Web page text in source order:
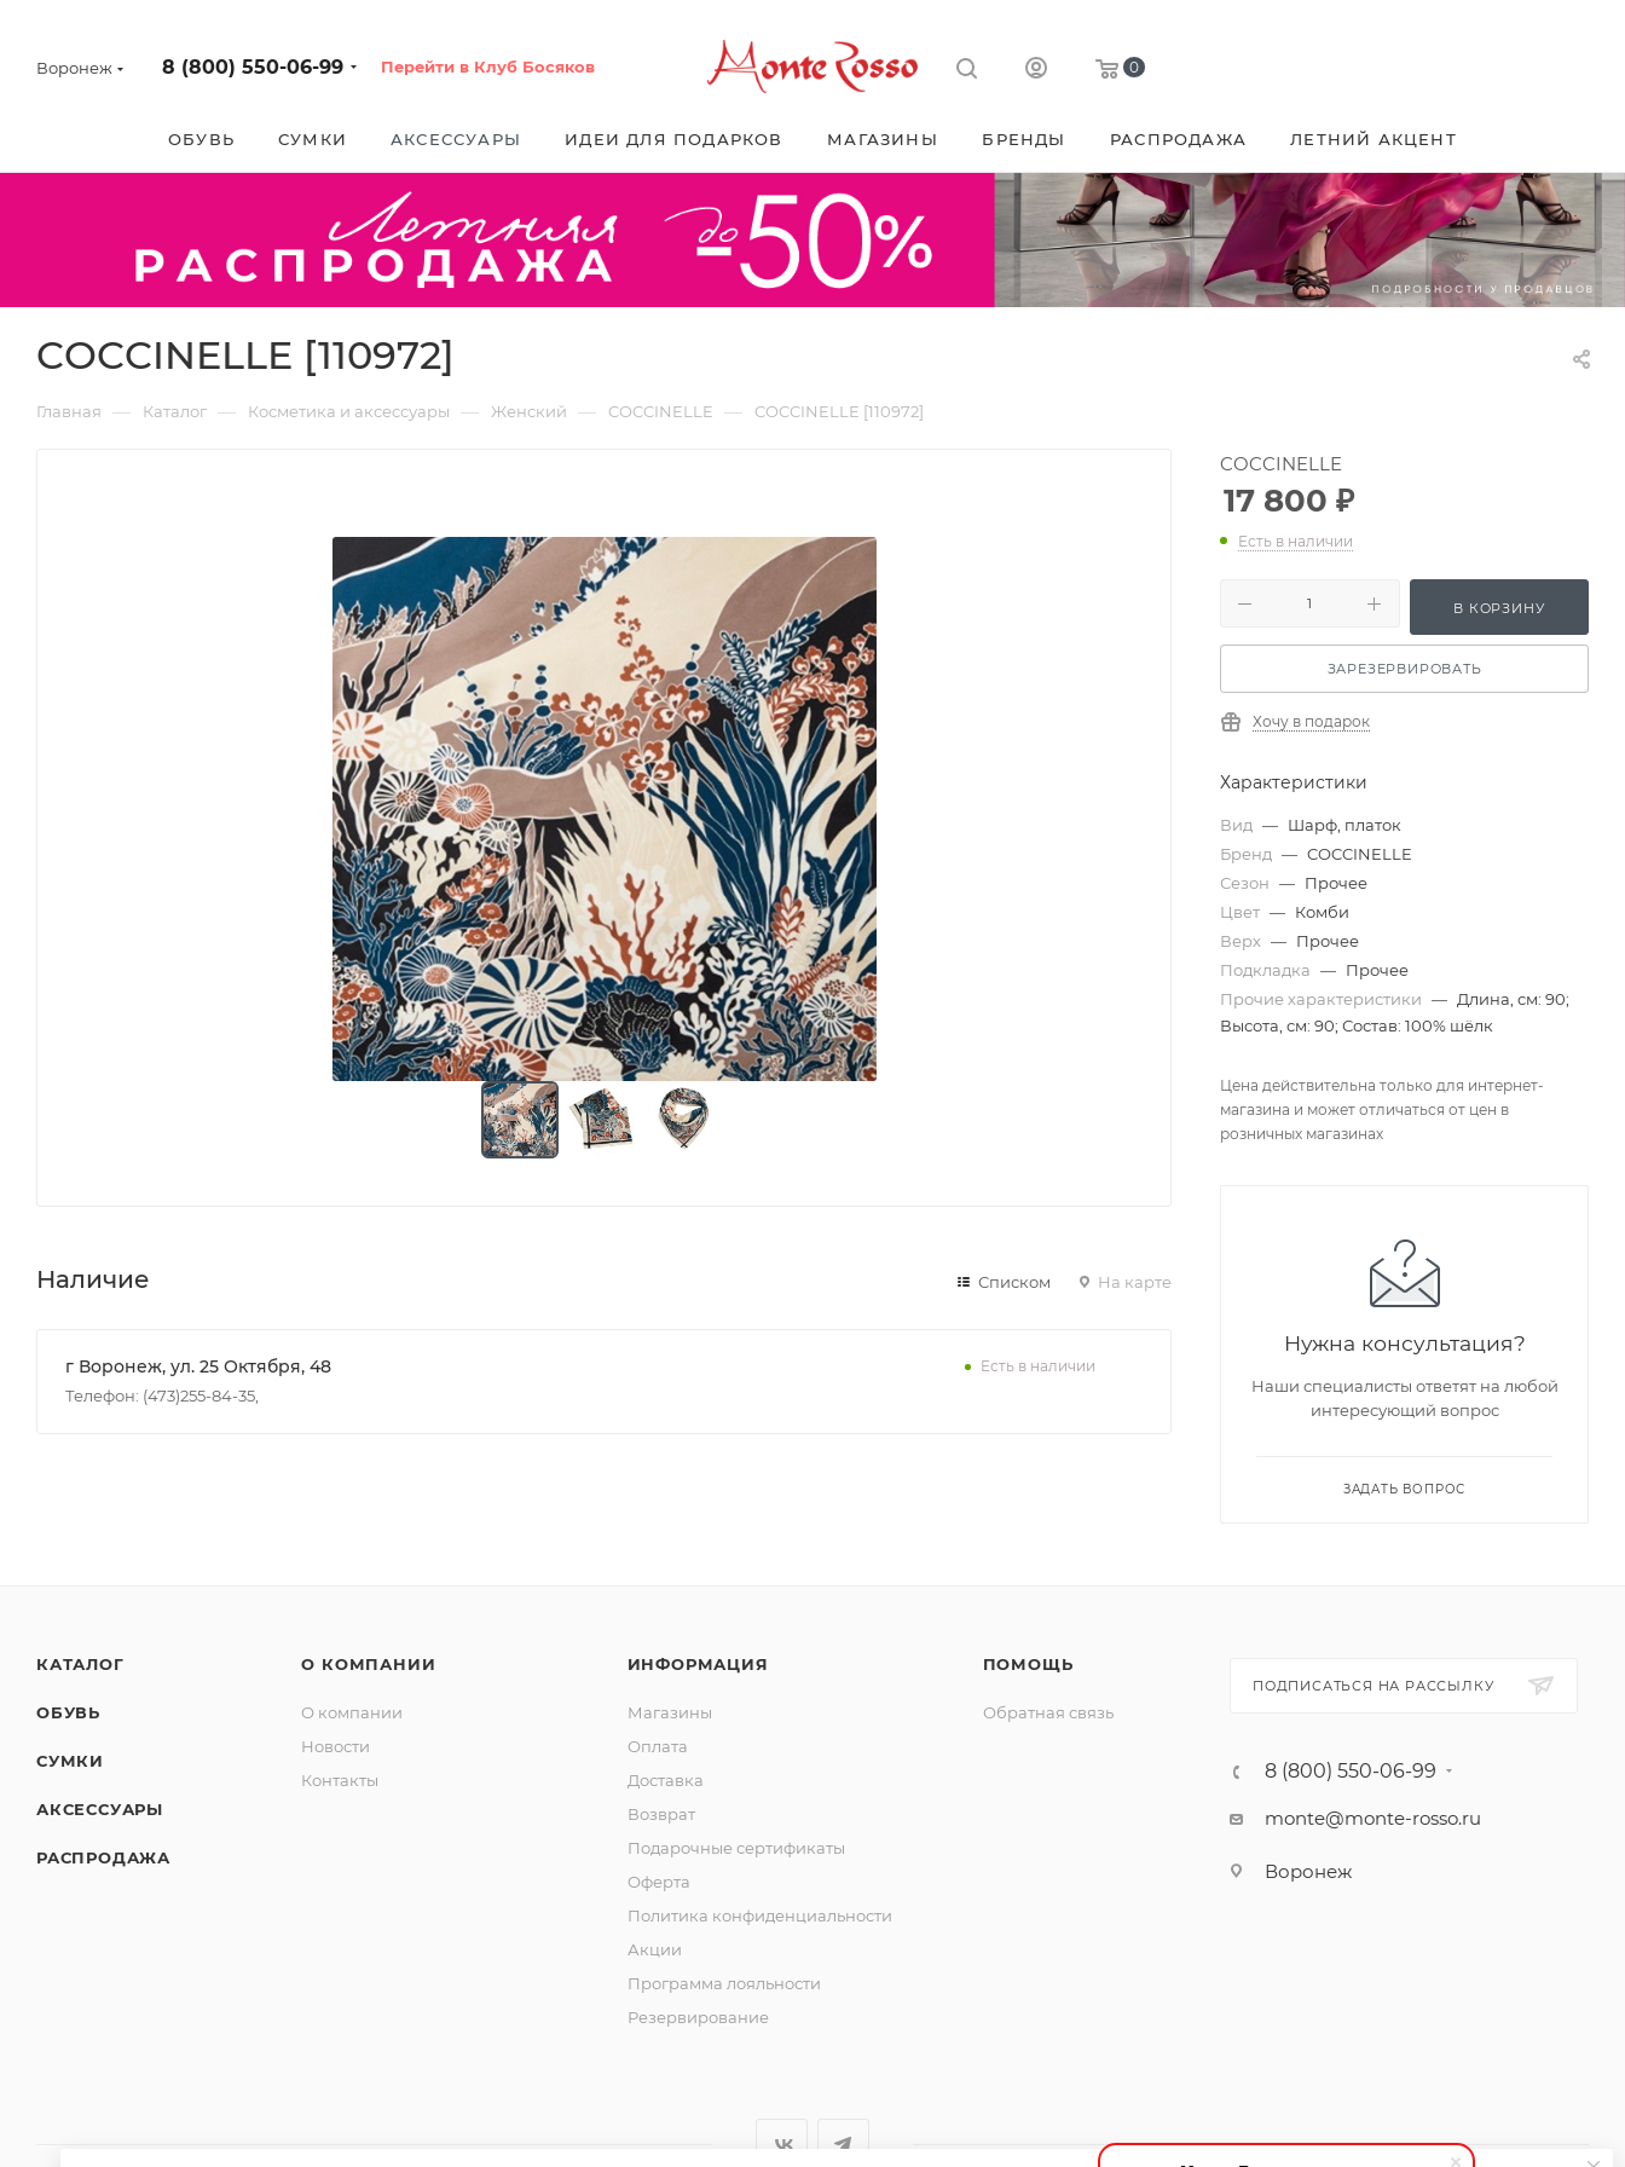
Воронеж 8 (800) 550-06-99 Перейти в Клуб Босяков 0
ОБУВЬ СУМКИ АКСЕССУАРЫ ИДЕИ ДЛЯ ПОДАРКОВ МАГАЗИНЫ БРЕНДЫ РАСПРОДАЖА ЛЕТНИЙ АКЦЕНТ
COCCINELLE [110972]
Главная — Каталог — Косметика и аксессуары — Женский — COCCINELLE — COCCINELLE [110972]
Наличие Списком На карте
г Воронеж, ул. 25 Октября, 48
Телефон: (473)255-84-35,
Есть в наличии
COCCINELLE
17 800 ₽
Есть в наличии
В КОРЗИНУ
ЗАРЕЗЕРВИРОВАТЬ
Хочу в подарок
Характеристики
Вид — Шарф, платок
Бренд — COCCINELLE
Сезон — Прочее
Цвет — Комби
Верх — Прочее
Подкладка — Прочее
Прочие характеристики — Длина, см: 90;
Высота, см: 90; Состав: 100% шёлк
Цена действительна только для интернет-
магазина и может отличаться от цен в
розничных магазинах
Нужна консультация?
Наши специалисты ответят на любой
интересующий вопрос
ЗАДАТЬ ВОПРОС
КАТАЛОГ
ОБУВЬ
СУМКИ
АКСЕССУАРЫ
РАСПРОДАЖА
О КОМПАНИИ
О компании
Новости
Контакты
ИНФОРМАЦИЯ
Магазины
Оплата
Доставка
Возврат
Подарочные сертификаты
Оферта
Политика конфиденциальности
Акции
Программа лояльности
Резервирование
ПОМОЩЬ
Обратная связь
ПОДПИСАТЬСЯ НА РАССЫЛКУ
8 (800) 550-06-99
monte@monte-rosso.ru
Воронеж